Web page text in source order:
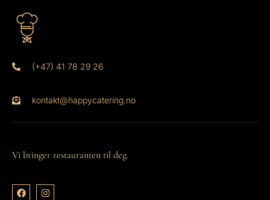
(+47) 41 78 29 26
kontakt@happycatering.no
Vi bringer restauranten til deg.